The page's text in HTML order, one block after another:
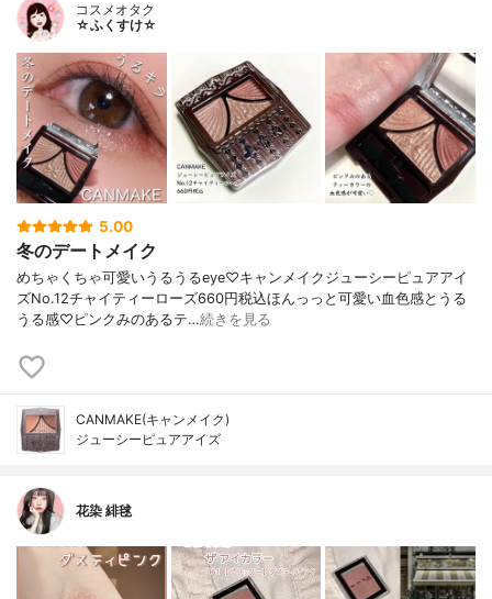
コスメオタク
☆ふくすけ☆
5.00
冬のデートメイク
めちゃくちゃ可愛いうるうるeye♡キャンメイクジューシーピュアアイ
ズNo.12チャイティーローズ660円税込ほんっっと可愛い血色感とうる
うる感♡ピンクみのあるテ…続きを見る
CANMAKE(キャンメイク)
ジューシーピュアアイズ
花染 緋毬